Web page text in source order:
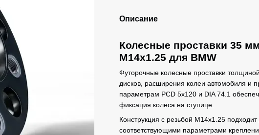
Описание
Колесные проставки 35
M14x1.25 для BMW
Футорочные колесные проставки
дисков, расширения колеи автомобиля и
параметрам PCD 5x120 и DIA 74.1
фиксация колеса на ступице.
Конструкция с резьбой M14x1.25
соответствующими параметрами